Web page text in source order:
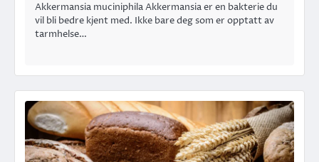
Akkermansia muciniphila Akkermansia er en bakterie du
vil bli bedre kjent med. Ikke bare deg som er opptatt av
tarmhelse…